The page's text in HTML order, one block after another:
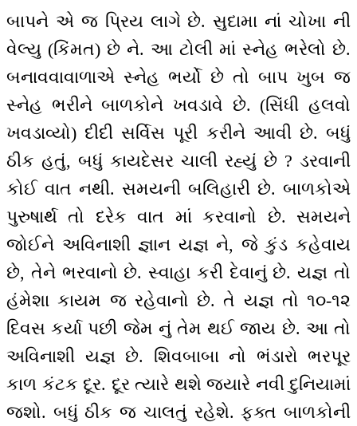
બાપને એ જ પ્રિય લાગે છે. સુદામા નાં ચોખા ની
વેલ્યુ (કિંમત) છે ને. આ ટોલી માં સ્નેહ ભરેલો છે.
બનાવવાવાળાએ સ્નેહ ભર્યો છે તો બાપ ખુબ જ
સ્નેહ ભરીને બાળકોને ખવડાવે છે. (સિંધી હલવો
ખવડાવ્યો) દીદી સર્વિસ પૂરી કરીને આવી છે. બધું
ઠીક હતું, બધું કાયદેસર ચાલી રહ્યું છે ? ડરવાની
કોઈ વાત નથી. સમયની બલિહારી છે. બાળકોએ
પુરુષાર્થ તો દરેક વાત માં કરવાનો છે. સમયને
જોઈને અવિનાશી જ્ઞાન યજ્ઞ ને, જે કુંડ કહેવાય
છે, તેને ભરવાનો છે. સ્વાહા કરી દેવાનું છે. યજ્ઞ તો
હંમેશા કાયમ જ રહેવાનો છે. તે યજ્ઞ તો ૧૦-૧૨
દિવસ કર્યા પછી જેમ નું તેમ થઈ જાય છે. આ તો
અવિનાશી યજ્ઞ છે. શિવબાબા નો ભંડારો ભરપૂર
કાળ કંટક દૂર. દૂર ત્યારે થશે જ્યારે નવી દુનિયામાં
જશો. બધું ઠીક જ ચાલતું રહેશે. ફક્ત બાળકોની